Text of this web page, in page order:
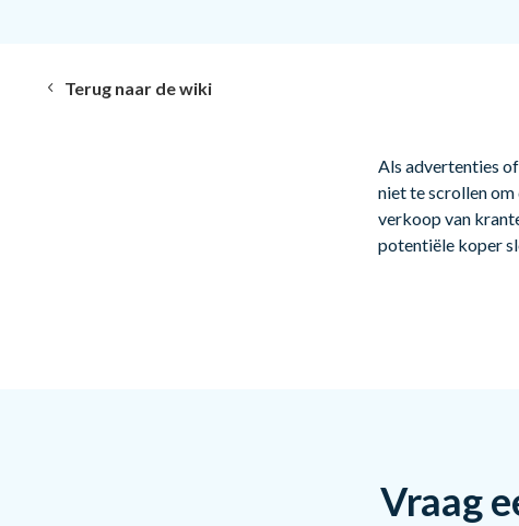
Terug naar de wiki
Als advertenties
niet te scrollen om
verkoop van
potentiële koper
Vraag